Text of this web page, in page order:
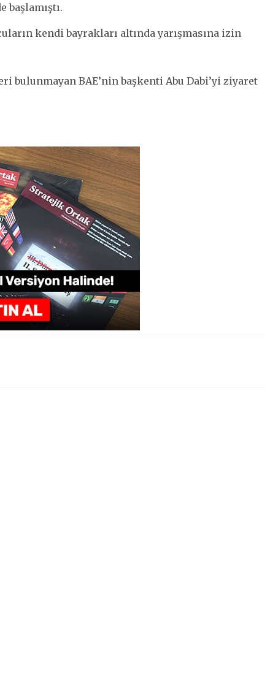
kendi bayrakları altında yarışmasına izin
BAE’nin başkenti Abu Dabi’yi ziyaret